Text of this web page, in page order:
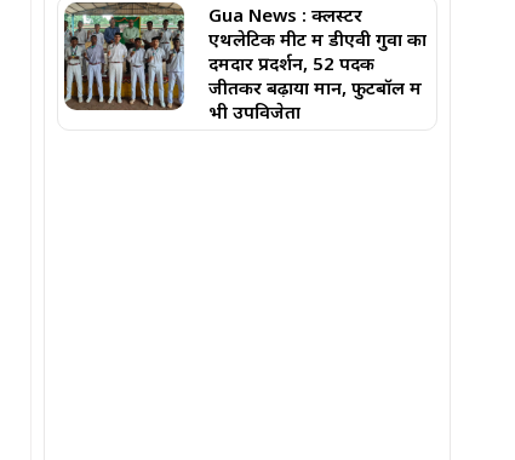
Gua News : क्लस्टर
एथलेटिक मीट में डीएवी गुवा का
दमदार प्रदर्शन, 52 पदक
जीतकर बढ़ाया मान, फुटबॉल में
भी उपविजेता